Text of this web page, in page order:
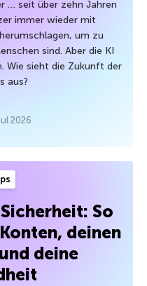
… seit über zehn Jahren
immer wieder mit
um zu
sind. Aber die KI
Wie sieht die Zukunft der
aus?
2026
So
deinen
deine